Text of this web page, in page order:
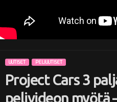
w
UUTISET PELIUUTISET
Project Cars 3
pelivideon myötä